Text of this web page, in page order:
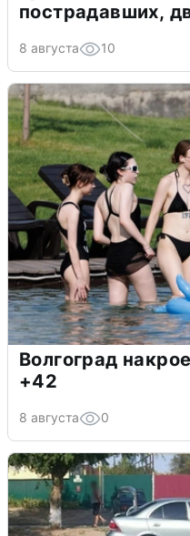
пострадавших,
8 августа 10
Волгоград
+42
8 августа 0